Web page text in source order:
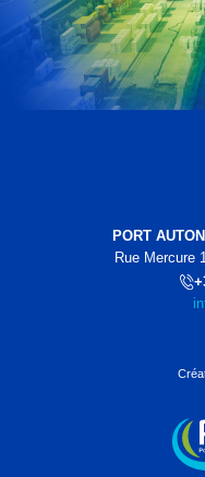
PORT
Rue Mercure